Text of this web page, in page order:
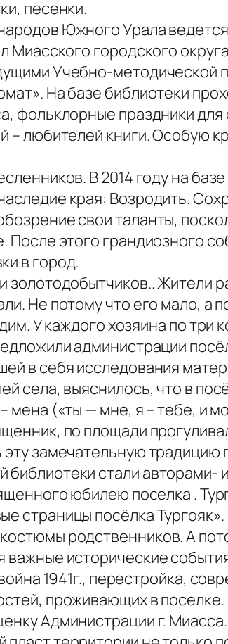
песенки.
Южного Урала
Миасского городского
Учебно-
На базе библиотеки
фольклорные праздники
– любителей книги. Особую
В 2014 году на
края: Возродить.
свои таланты,
После этого грандиозного
в город.
золотодобытчиков.. Жители
Не потому что его мало, а
У каждого хозяина по три
администрации
в себя исследования
села, выяснилось, что в
(«ты — мне, я – тебе, и
по площади
замечательную
стали
юбилею поселка .
страницы посёлка
родственников. А
исторические
1941г., перестройка,
проживающих в поселке.
Администрации г.